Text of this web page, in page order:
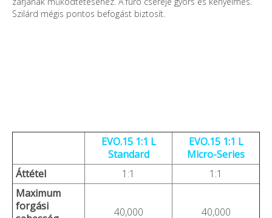
Szilárd mégis pontos befogást biztosít.
EVO.15 1:1 L
Standard
EVO.15 1:1 L
Micro-Series
Áttétel
1:1
1:1
Maximum
forgási
40,000 40,000